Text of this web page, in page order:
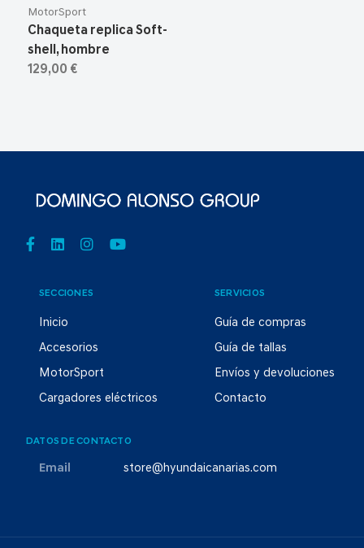
MotorSport
Chaqueta replica Soft-
shell, hombre
129,00 €
SECCIONES
Inicio
Accesorios
MotorSport
Cargadores eléctricos
SERVICIOS
Guía de compras
Guía de tallas
Envíos y devoluciones
Contacto
DATOS DE CONTACTO
Email store@hyundaicanarias.com